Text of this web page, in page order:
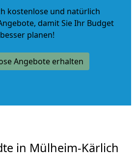
kostenlose und natürlich
, damit Sie Ihr Budget
besser planen!
Angebote erhalten
in Mülheim-Kärlich